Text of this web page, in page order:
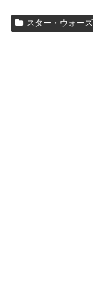
スター・ウォー